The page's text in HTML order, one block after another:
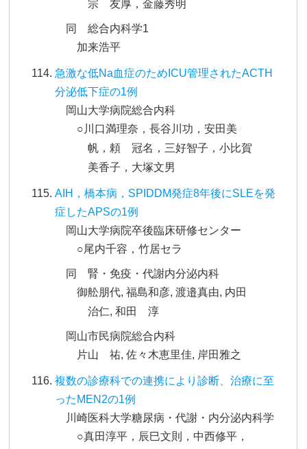
宗 友厚，金藤秀明
同 総合内科学1
加来浩平
急激な低Na血症のためICU管理されたACTH
分泌低下症の1例
岡山大学病院総合内科
○川口満理奈，長谷川功，安田美
帆，頼 冠名，三好智子，小比賀
美香子，大塚文男
AIH，橋本病，SPIDDM発症8年後にSLEを発
症したAPSの1例
岡山大学病院卒後臨床研修センター
○尾内千容，竹居セラ
同 腎・免疫・代謝内分泌内科
御舩朋代, 福島和彦, 渡邉真由, 内田
治仁, 和田 淳
岡山市民病院総合内科
片山 祐, 佐々木恵里佳, 岸田雅之
複数の診療科での連携により診断、治療に至
ったMEN2の1例
川崎医科大学糖尿病・代謝・内分泌内科学
○真田淳平，辰巳文則，中西修平，